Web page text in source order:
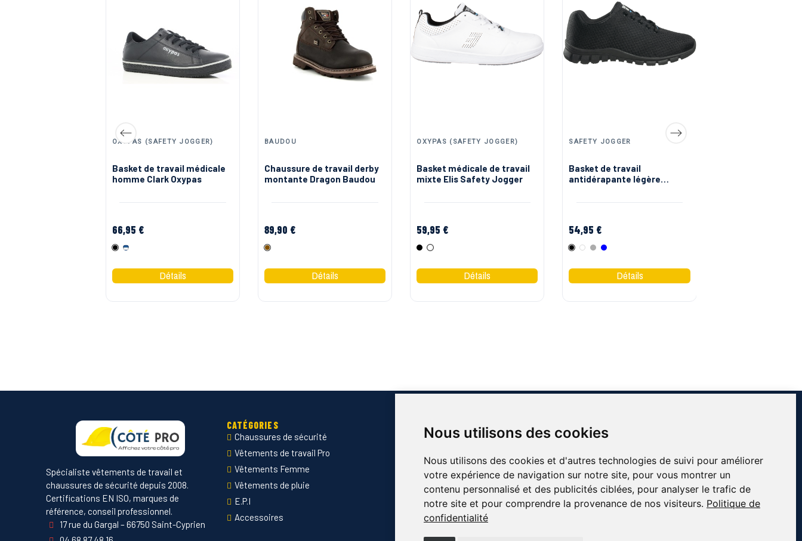
Nous utilisons des cookies
Nous utilisons des cookies et d'autres technologies de suivi pour améliorer
votre expérience de navigation sur notre site, pour vous montrer un
contenu personnalisé et des publicités ciblées, pour analyser le trafic de
notre site et pour comprendre la provenance de nos visiteurs. Politique de
confidentialité
OXYPAS (SAFETY JOGGER)
Basket de travail médicale
homme Clark Oxypas
66,95 €
NoirBlanc/Bleu
BAUDOU
Chaussure de travail derby
montante Dragon Baudou
89,90 €
Marron
OXYPAS (SAFETY JOGGER)
Basket médicale de travail
mixte Elis Safety Jogger
59,95 €
NoirBlanc
SAFETY JOGGER
Basket de travail
antidérapante légère
54,95 €
NoirBlanc
GrisBleu
Spécialiste vêtements de travail et
chaussures de sécurité depuis 2008.
Certifications EN ISO, marques de
référence, conseil professionnel.
17 rue du Gargal – 66750 Saint-Cyprien
CATÉGORIES
Chaussures de sécurité
Vêtements de travail Pro
Vêtements Femme
Vêtements de pluie
E.P.I
Accessoires
SERVICES
Devis B2B
Guide des tailles
Marquage des vêtements professionnels
Envoyer Mandats administratifs
Nouveautés
INFORMATIONS
Contact
Blog & conseils
Livraison & retour
Mentions légales